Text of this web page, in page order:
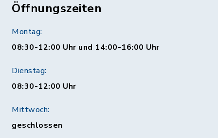
Öffnungszeiten
Montag:
08:30-12:00 Uhr und 14:00-16:00 Uhr
Dienstag:
08:30-12:00 Uhr
Mittwoch:
geschlossen